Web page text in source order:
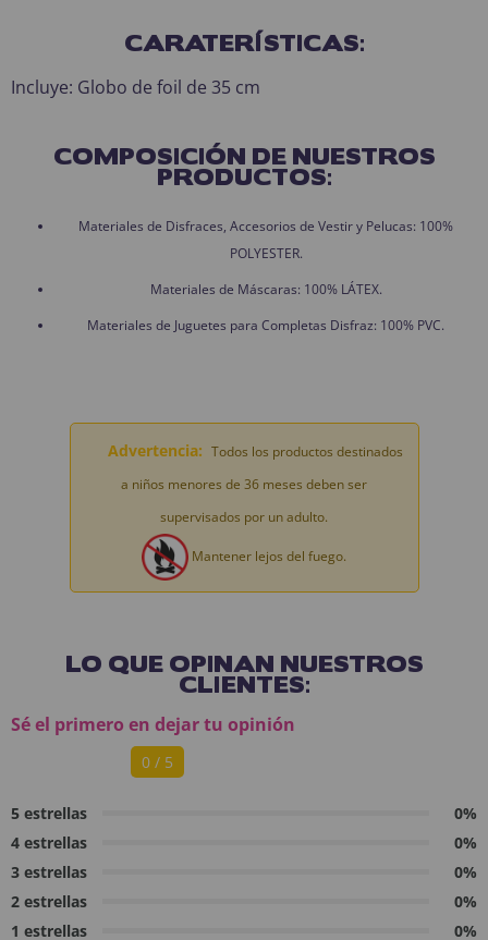
CARATERÍSTICAS:
Incluye: Globo de foil de 35 cm
COMPOSICIÓN DE NUESTROS
PRODUCTOS:
Materiales de Disfraces, Accesorios de Vestir y Pelucas: 100%
POLYESTER.
Materiales de Máscaras: 100% LÁTEX.
Materiales de Juguetes para Completas Disfraz: 100% PVC.
Advertencia: Todos los productos destinados
a niños menores de 36 meses deben ser
supervisados por un adulto.
Mantener lejos del fuego.
LO QUE OPINAN NUESTROS
CLIENTES:
Sé el primero en dejar tu opinión
0 / 5
5 estrellas
0%
4 estrellas
0%
3 estrellas
0%
2 estrellas
0%
1 estrellas
0%